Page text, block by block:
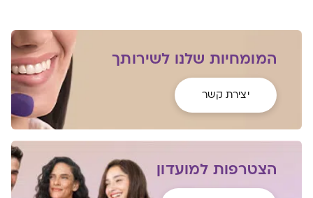
המומחיות שלנו לשירותך
יצירת קשר
הצטרפות למועדון